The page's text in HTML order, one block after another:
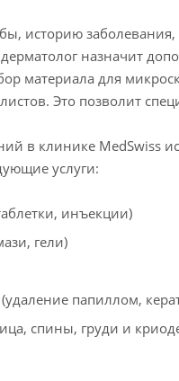
историю
назначит
материала для
Это позволит
в клинике MedSwiss
услуги:
инъекции)
гели)
папиллом,
спины, груди и